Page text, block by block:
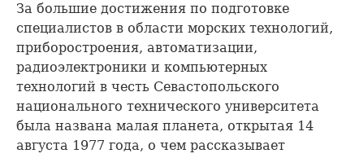
За большие достижения по подготовке
специалистов в области морских технологий,
приборостроения, автоматизации,
радиоэлектроники и компьютерных
технологий в честь Севастопольского
национального технического университета
была названа малая планета, открытая 14
августа 1977 года, о чем рассказывает